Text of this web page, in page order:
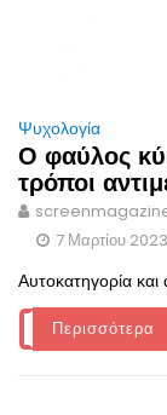
Ψυχολογία
Ο φαύλος
τρόποι
7 Μαρτίου 2023
Αυτοκατηγορία και
Περισσότερα